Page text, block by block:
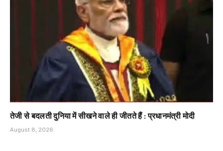
तेजी से बदलती दुनिया में सीखने वाले ही जीतते हैं : प्रधानमंत्री मोदी
August 8, 2026